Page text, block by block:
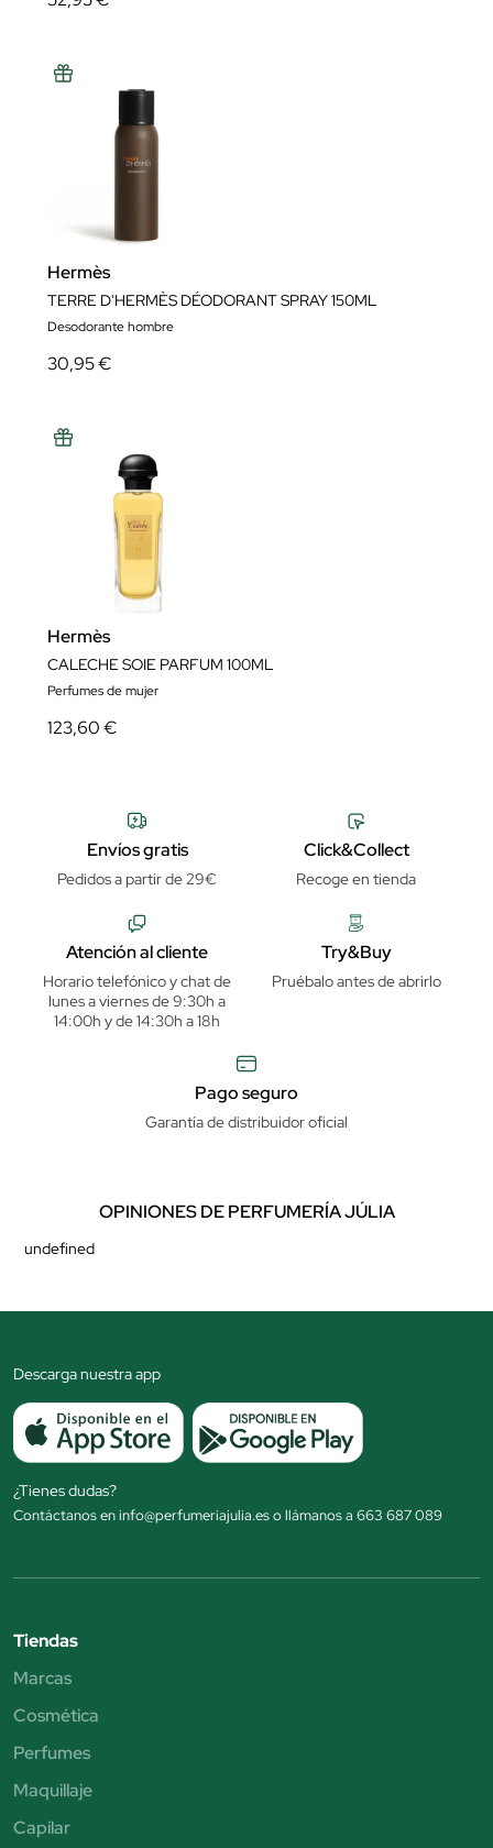
Hermès
TERRE D'HERMÈS DÉODORANT SPRAY 150ML
Desodorante hombre
30,95 €
Hermès
CALECHE SOIE PARFUM 100ML
Perfumes de mujer
123,60 €
Envíos gratis
Pedidos a partir de 29€
Click&Collect
Recoge en tienda
Atención al cliente
Horario telefónico y chat de
lunes a viernes de 9:30h a
14:00h y de 14:30h a 18h
Try&Buy
Pruébalo antes de abrirlo
Pago seguro
Garantía de distribuidor oficial
OPINIONES DE PERFUMERÍA JÚLIA
undefined
Descarga nuestra app
¿Tienes dudas?
Contáctanos en info@perfumeriajulia.es o llámanos a 663 687 089
Tiendas
Marcas
Cosmética
Perfumes
Maquillaje
Capilar